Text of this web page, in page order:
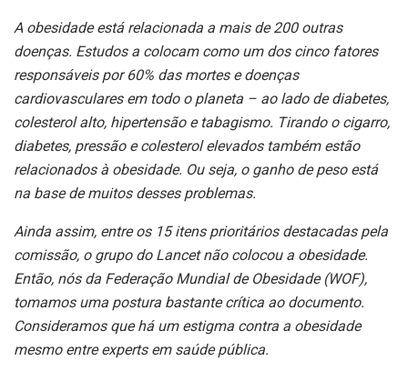
A obesidade está relacionada a mais de 200 outras
doenças. Estudos a colocam como um dos cinco fatores
responsáveis por 60% das mortes e doenças
cardiovasculares em todo o planeta – ao lado de diabetes,
colesterol alto, hipertensão e tabagismo. Tirando o cigarro,
diabetes, pressão e colesterol elevados também estão
relacionados à obesidade. Ou seja, o ganho de peso está
na base de muitos desses problemas.
Ainda assim, entre os 15 itens prioritários destacadas pela
comissão, o grupo do Lancet não colocou a obesidade.
Então, nós da Federação Mundial de Obesidade (WOF),
tomamos uma postura bastante crítica ao documento.
Consideramos que há um estigma contra a obesidade
mesmo entre experts em saúde pública.